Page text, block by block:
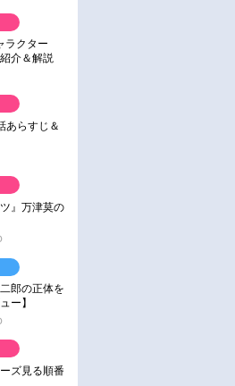
ラクター
介＆解説
あらすじ＆
』万津莫の
郎の正体を
ー】
ズ見る順番